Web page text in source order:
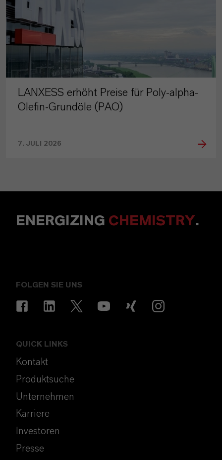
LANXESS erhöht Preise für Poly-alpha-
Olefin-Grundöle (PAO)
7. JULI 2026
ENERGIZING CHEMISTRY.
FOLGEN SIE UNS
QUICK LINKS
Kontakt
Produktsuche
Unternehmen
Karriere
Investoren
Presse